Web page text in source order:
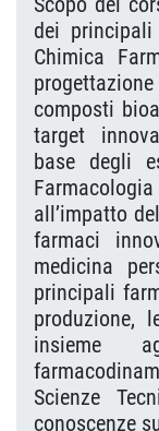
dei
Chimica
composti
target
base degli
all’impatto
farmaci
medicina
principali
produzione,
insieme
Scienze
conoscenze